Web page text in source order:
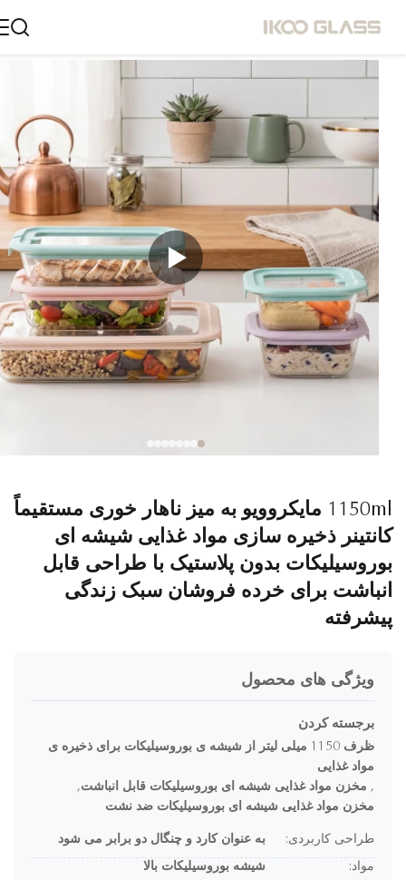
1150ml مایکروویو به میز ناهار خوری مستقیماً
ذخیره سازی مواد غذایی شیشه ای
بدون پلاستیک با طراحی قابل
برای خرده فروشان سبک زندگی
ویژگی های محصول
برجسته کردن
ظرف 1150 میلی لیتر از شیشه ی بوروسیلیکات برای ذخیره ی
مواد غذایی
مخزن مواد غذایی شیشه ای بوروسیلیکات قابل انباشت,
مخزن مواد غذایی شیشه ای بوروسیلیکات ضد نشت
طراحی کاربردی: به عنوان کارد و چنگال دو برابر می شود
شیشه بوروسیلیکات بالا